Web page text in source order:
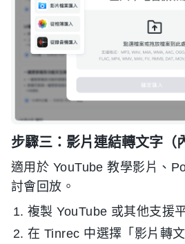
步驟三：影片連結轉文字（
適用於 YouTube 教學影片、
討會回放。
複製 YouTube 或其他支援
在 Tinrec 中選擇「影片轉